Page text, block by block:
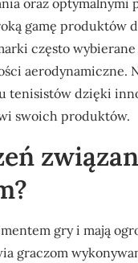
oraz
gamę produktów
często
aerodynamiczne.
tenisistów dzięki
swoich produktów.
gry i mają
graczom